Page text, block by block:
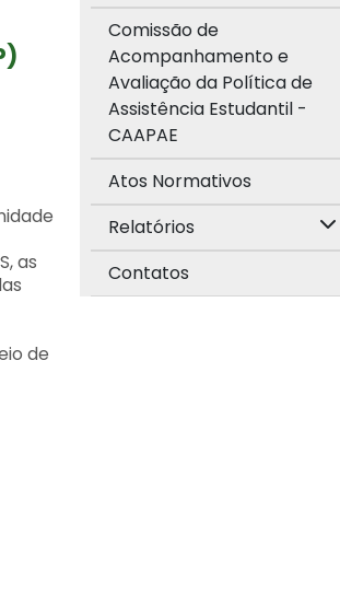
as
de
Comissão de
Acompanhamento e
Avaliação da Política de
Assistência Estudantil -
CAAPAE
Atos Normativos
Relatórios
Contatos